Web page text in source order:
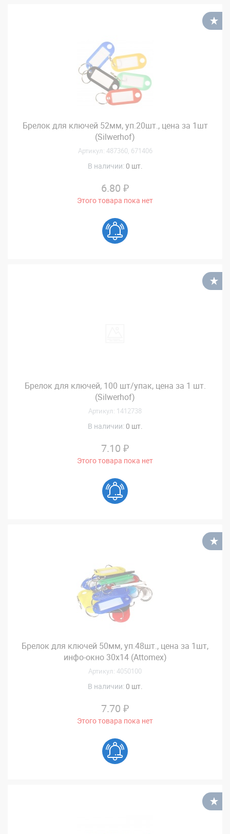
Брелок для ключей 52мм, уп.20шт., цена за 1шт
(Silwerhof)
Артикул: 487360, 671406
В наличии: 0 шт.
6.80 ₽
Этого товара пока нет
Брелок для ключей, 100 шт/упак, цена за 1 шт.
(Silwerhof)
Артикул: 1412738
В наличии: 0 шт.
7.10 ₽
Этого товара пока нет
Брелок для ключей 50мм, уп.48шт., цена за 1шт,
инфо-окно 30х14 (Attomex)
Артикул: 4050100
В наличии: 0 шт.
7.70 ₽
Этого товара пока нет